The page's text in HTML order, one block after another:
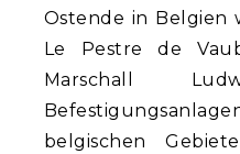
Ostende in Belgien
Le Pestre de
Marschall
belgischen